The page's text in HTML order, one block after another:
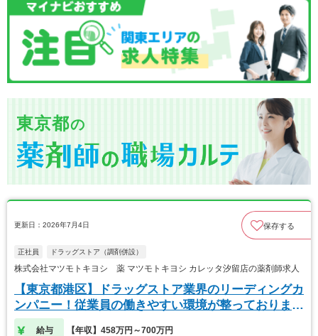
東京都の
更新日：2026年7月4日 保存する
正社員 ドラッグストア（調剤併設）
株式会社マツモトキヨシ 薬 マツモトキヨシ カレッタ汐留店の薬剤師求人
【東京都港区】ドラッグストア業界のリーディングカ
ンパニー！従業員の働きやすい環境が整っておりま
す！
給与 【年収】458万円～700万円